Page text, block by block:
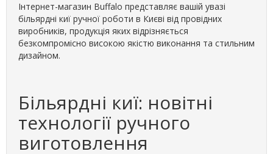
Інтернет-магазин Buffalo представляє вашій увазі
більярдні киї ручної роботи в Києві від провідних
виробників, продукція яких відрізняється
безкомпромісно високою якістю виконання та стильним
дизайном.
Більярдні киї: новітні
технології ручного
виготовлення